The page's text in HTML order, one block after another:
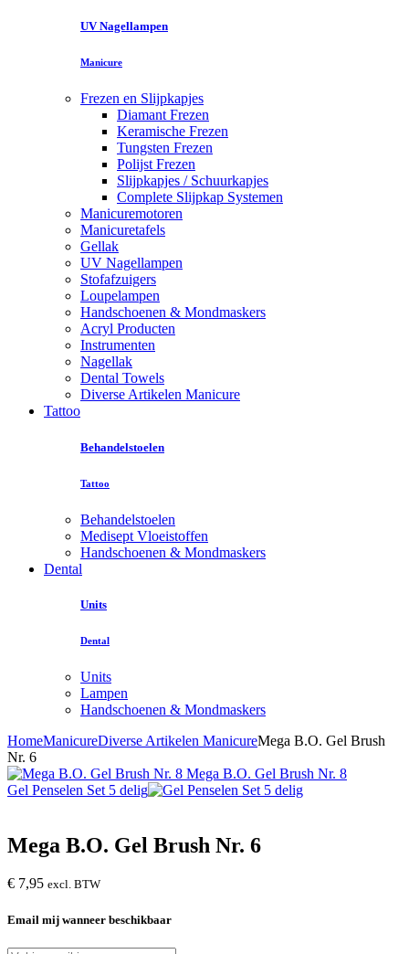
UV Nagellampen
Manicure
Frezen en Slijpkapjes
Diamant Frezen
Keramische Frezen
Tungsten Frezen
Polijst Frezen
Slijpkapjes / Schuurkapjes
Complete Slijpkap Systemen
Manicuremotoren
Manicuretafels
Gellak
UV Nagellampen
Stofafzuigers
Loupelampen
Handschoenen & Mondmaskers
Acryl Producten
Instrumenten
Nagellak
Dental Towels
Diverse Artikelen Manicure
Tattoo
Behandelstoelen
Tattoo
Behandelstoelen
Medisept Vloeistoffen
Handschoenen & Mondmaskers
Dental
Units
Dental
Units
Lampen
Handschoenen & Mondmaskers
HomeManicureDiverse Artikelen ManicureMega B.O. Gel Brush
Nr. 6
Mega B.O. Gel Brush Nr. 8
Gel Penselen Set 5 delig
Mega B.O. Gel Brush Nr. 6
€ 7,95 excl. BTW
Email mij wanneer beschikbaar